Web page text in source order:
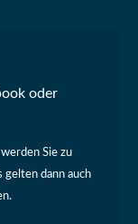
oder
Sie zu
gelten dann auch